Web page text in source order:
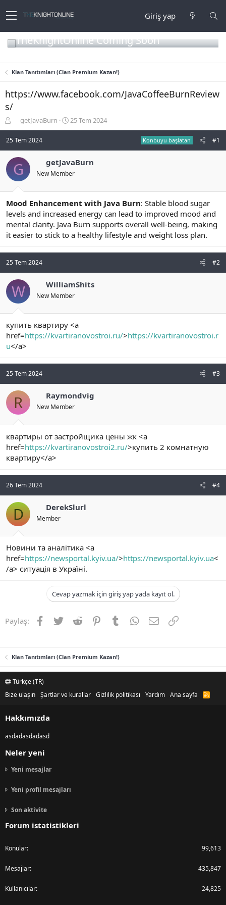
Giriş yap
TheKnightOnline Coming Soon
Klan Tanıtımları (Clan Premium Kazan!)
https://www.facebook.com/JavaCoffeeBurnReview
s/
o
n
u
y
u
b
a
ş
l
t
a
getJavaBurn
B
a
n
g
ç
t
a
i
h
25 Tem 2024
25 Tem 2024 Konbuyu başlatan #1
G getJavaBurn
New Member
Mood Enhancement with Java Burn: Stable blood sugar
levels and increased energy can lead to improved mood and
mental clarity. Java Burn supports overall well-being, making
it easier to stick to a healthy lifestyle and weight loss plan.
25 Tem 2024 #2
W WilliamShits
New Member
купить квартиру <a
href=https://kvartiranovostroi.ru/>https://kvartiranovostroi.r
u</a>
25 Tem 2024 #3
R Raymondvig
New Member
квартиры от застройщика цены жк <a
href=https://kvartiranovostroi2.ru/>купить 2 комнатную
квартиру</a>
26 Tem 2024 #4
D DerekSlurl
Member
Новини та аналітика <a
href=https://newsportal.kyiv.ua/>https://newsportal.kyiv.ua<
/a> ситуація в Україні.
Cevap yazmak için giriş yap yada kayıt ol.
Paylaş: Facebook
TwitterReddit PinterestTumblrWhatsApp
E-postaLink
Klan Tanıtımları (Clan Premium Kazan!)
Türkçe (TR)
Bize ulaşın Şartlar ve kurallar Gizlilik politikası Yardım Ana sayfa
R
Hakkımızda
asdadasdadasd
Neler yeni
Yeni mesajlar
Yeni profil mesajları
Son aktivite
Forum istatistikleri
Konular 99,613
Mesajlar 435,847
Kullanıcılar 24,825